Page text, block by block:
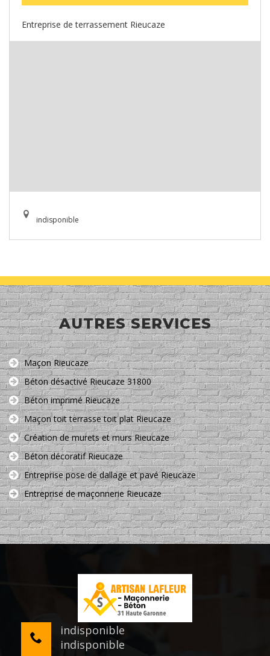
Entreprise de terrassement Rieucaze
indisponible
AUTRES SERVICES
Maçon Rieucaze
Béton désactivé Rieucaze 31800
Béton imprimé Rieucaze
Maçon toit terrasse toit plat Rieucaze
Création de murets et murs Rieucaze
Béton décoratif Rieucaze
Entreprise pose de dallage et pavé Rieucaze
Entreprise de maçonnerie Rieucaze
indisponible
indisponible